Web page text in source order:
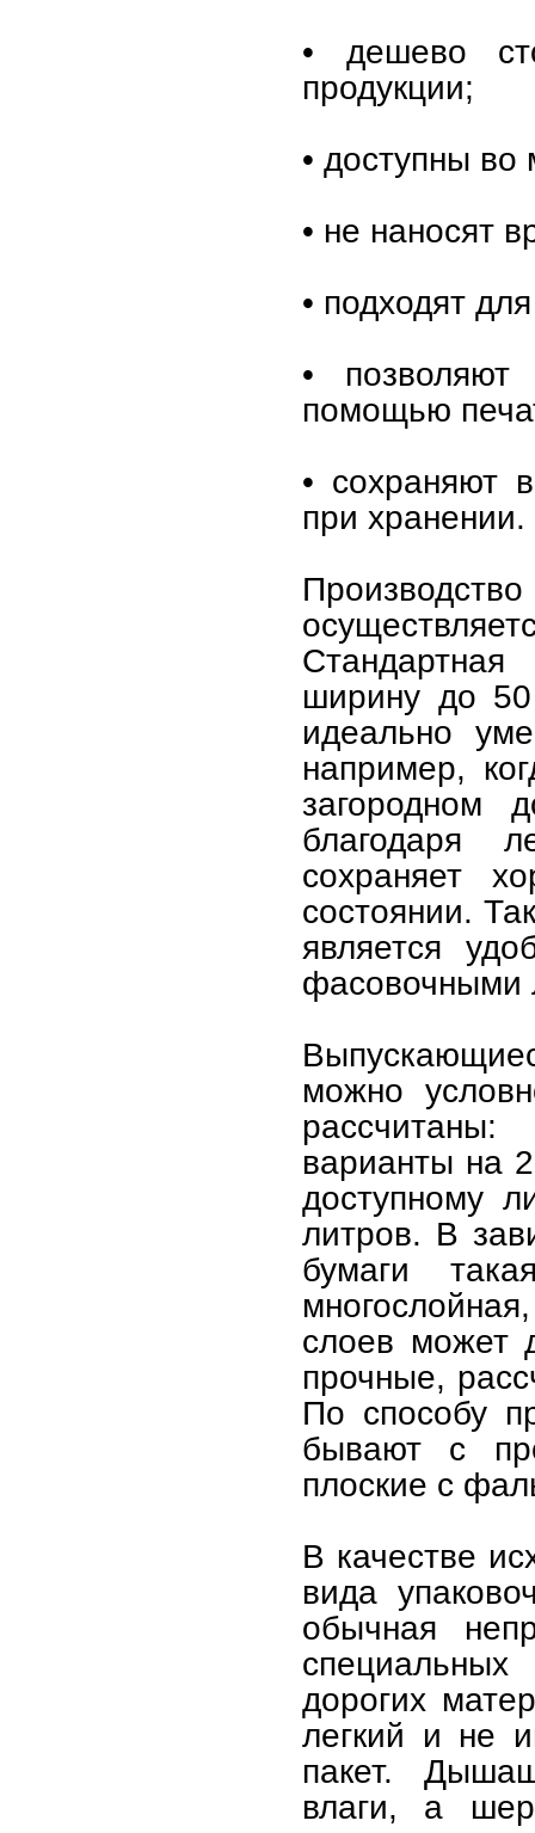
• дешево
продукции;
• доступны
• не наносят
• подходят
•
помощью
• сохраняют
при хранении.
ширину до
идеально
например,
благодаря
сохраняет
состоянии.
является
фасовочными
можно
варианты на
доступному
литров. В
бумаги
слоев может
прочные,
По способу
бывают с
плоские с
В качестве
вида
обычная
дорогих
легкий и не
пакет.
влаги, а